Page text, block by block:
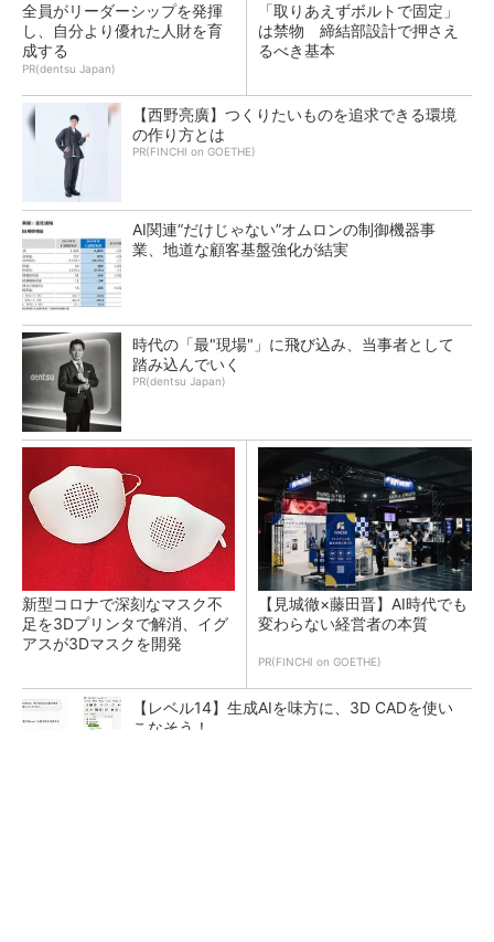
全員がリーダーシップを発揮
し、自分より優れた人財を育
成する
PR(dentsu Japan)
「取りあえずボルトで固定」
は禁物 締結部設計で押さえ
るべき基本
【西野亮廣】つくりたいものを追求できる環境
の作り方とは
PR(FINCHI on GOETHE)
AI関連“だけじゃない”オムロンの制御機器事
業、地道な顧客基盤強化が結実
時代の「最"現場"」に飛び込み、当事者として
踏み込んでいく
PR(dentsu Japan)
新型コロナで深刻なマスク不
足を3Dプリンタで解消、イグ
アスが3Dマスクを開発
【見城徹×藤田晋】AI時代でも
変わらない経営者の本質
PR(FINCHI on GOETHE)
【レベル14】生成AIを味方に、3D CADを使い
こなそう！